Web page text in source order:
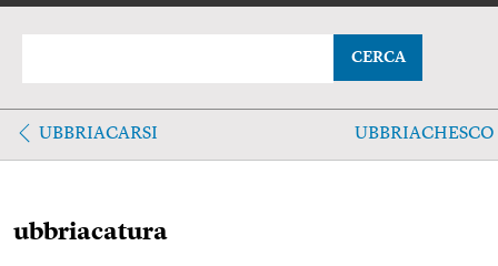
CERCA
UBBRIACARSI UBBRIACHESCO
ubbriacatura